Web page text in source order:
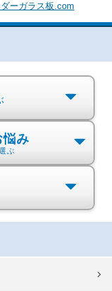
ーガラス板.com
悩み
ぶ